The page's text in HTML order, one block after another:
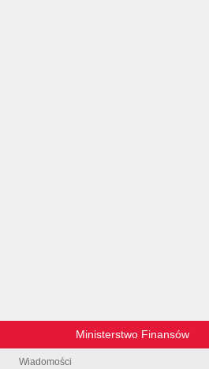
Ministerstwo Finansów
Wiadomości